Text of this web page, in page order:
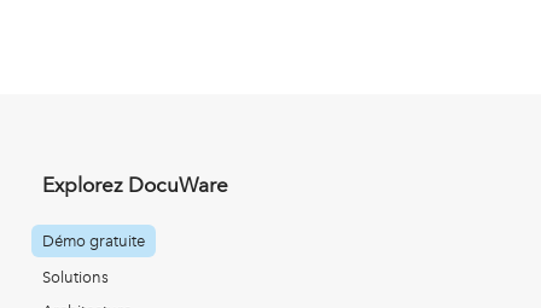
Explorez DocuWare
Démo gratuite
Solutions